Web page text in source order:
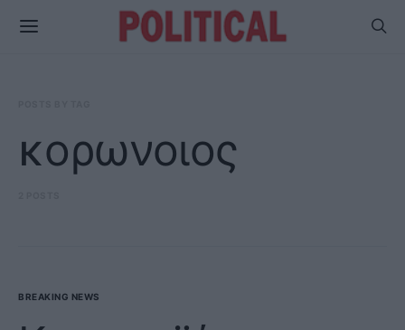
κορωνοιος
BREAKING NEWS